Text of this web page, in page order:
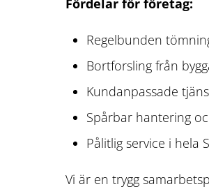
Fördelar för företag:
Regelbunden
Bortforsling från
Kundanpassade
Spårbar hantering
Pålitlig service i hela
Vi är en trygg